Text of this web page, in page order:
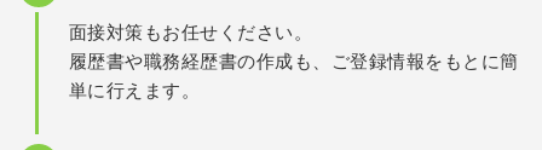
面接対策もお任せください。
履歴書や職務経歴書の作成も、ご登録情報をもとに簡
単に行えます。